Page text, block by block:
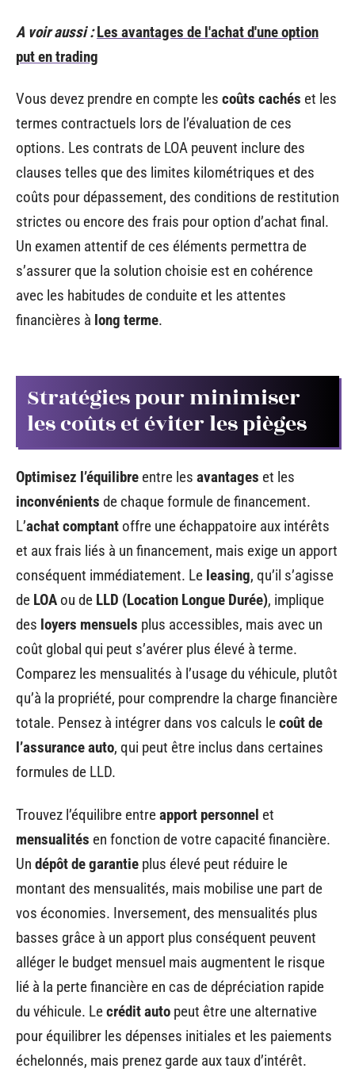
A voir aussi : Les avantages de l'achat d'une option
put en trading
Vous devez prendre en compte les coûts cachés et les
termes contractuels lors de l’évaluation de ces
options. Les contrats de LOA peuvent inclure des
clauses telles que des limites kilométriques et des
coûts pour dépassement, des conditions de restitution
strictes ou encore des frais pour option d’achat final.
Un examen attentif de ces éléments permettra de
s’assurer que la solution choisie est en cohérence
avec les habitudes de conduite et les attentes
financières à long terme.
Stratégies pour minimiser
les coûts et éviter les pièges
Optimisez l’équilibre entre les avantages et les
inconvénients de chaque formule de financement.
L’achat comptant offre une échappatoire aux intérêts
et aux frais liés à un financement, mais exige un apport
conséquent immédiatement. Le leasing, qu’il s’agisse
de LOA ou de LLD (Location Longue Durée), implique
des loyers mensuels plus accessibles, mais avec un
coût global qui peut s’avérer plus élevé à terme.
Comparez les mensualités à l’usage du véhicule, plutôt
qu’à la propriété, pour comprendre la charge financière
totale. Pensez à intégrer dans vos calculs lecoût de
l’assurance auto, qui peut être inclus dans certaines
formules de LLD.
Trouvez l’équilibre entreapport personnel et
mensualités en fonction de votre capacité financière.
Un dépôt de garantie plus élevé peut réduire le
montant des mensualités, mais mobilise une part de
vos économies. Inversement, des mensualités plus
basses grâce à un apport plus conséquent peuvent
alléger le budget mensuel mais augmentent le risque
lié à la perte financière en cas de dépréciation rapide
du véhicule. Lecrédit auto peut être une alternative
pour équilibrer les dépenses initiales et les paiements
échelonnés, mais prenez garde aux taux d’intérêt.